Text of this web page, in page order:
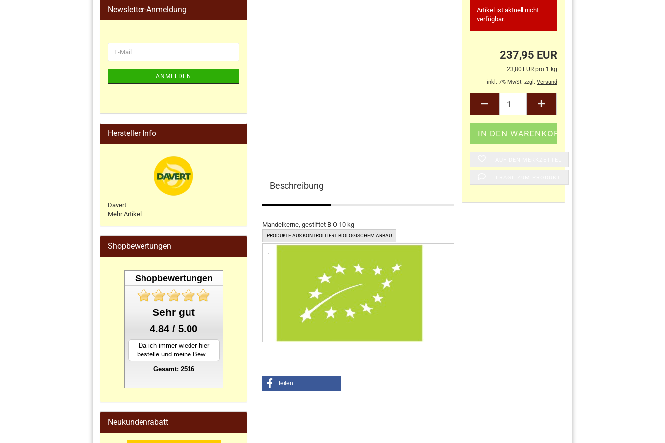
Artikel ist aktuell nicht
verfügbar.
237,95 EUR
23,80 EUR pro 1 kg
inkl. 7% MwSt. zzgl. Versand
Beschreibung
Mandelkerne, gestiftet BIO 10 kg
PRODUKTE AUS KONTROLLIERT BIOLOGISCHEM ANBAU
teilen
Newsletter-Anmeldung
ANMELDEN
Hersteller Info
Davert
Mehr Artikel
Shopbewertungen
Shopbewertungen
Sehr gut
4.84 / 5.00
Da ich immer wieder hier
bestelle und meine Bew...
Gesamt: 2516
Neukundenrabatt